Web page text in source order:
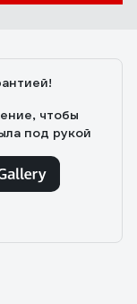
02.06.2024
гель, но
от еды, при
так понимаю
понравился,
чтобы
под рукой